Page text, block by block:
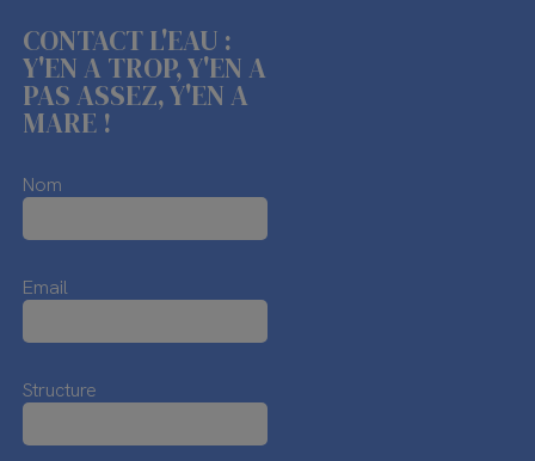
CONTACT L'EAU :
Y'EN A TROP, Y'EN A
PAS ASSEZ, Y'EN A
MARE !
Nom
Email
Structure